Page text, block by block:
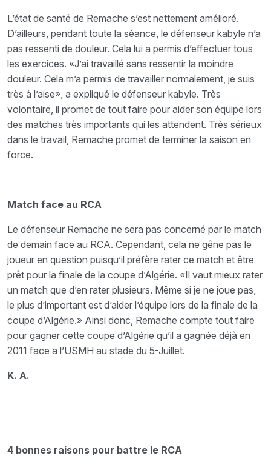
L’état de santé de Remache s’est nettement amélioré.
D’ailleurs, pendant toute la séance, le défenseur kabyle n’a
pas ressenti de douleur. Cela lui a permis d’effectuer tous
les exercices. «J’ai travaillé sans ressentir la moindre
douleur. Cela m’a permis de travailler normalement, je suis
très à l’aise», a expliqué le défenseur kabyle. Très
volontaire, il promet de tout faire pour aider son équipe lors
des matches très importants qui les attendent. Très sérieux
dans le travail, Remache promet de terminer la saison en
force.
Match face au RCA
Le défenseur Remache ne sera pas concerné par le match
de demain face au RCA. Cependant, cela ne gêne pas le
joueur en question puisqu’il préfère rater ce match et être
prêt pour la finale de la coupe d’Algérie. «Il vaut mieux rater
un match que d’en rater plusieurs. Même si je ne joue pas,
le plus d’important est d’aider l’équipe lors de la finale de la
coupe d’Algérie.» Ainsi donc, Remache compte tout faire
pour gagner cette coupe d’Algérie qu’il a gagnée déjà en
2011 face a l’USMH au stade du 5-Juillet.
K. A.
4 bonnes raisons pour battre le RCA